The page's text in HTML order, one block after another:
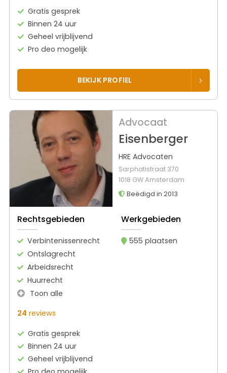
Gratis gesprek
Binnen 24 uur
Geheel vrijblijvend
Pro deo mogelijk
BEKIJK PROFIEL
Advocaat
Eisenberger
HRE Advocaten
Sarphatistraat 370
1018 GW Amsterdam
Beëdigd in 2013
Rechtsgebieden
Verbintenissenrecht
Ontslagrecht
Arbeidsrecht
Huurrecht
Toon alle
Werkgebieden
555 plaatsen
24 reviews
Gratis gesprek
Binnen 24 uur
Geheel vrijblijvend